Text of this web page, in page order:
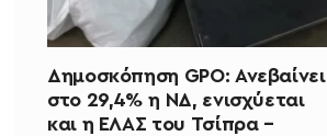
Δημοσκόπηση GPO: Ανεβαίνει
στο 29,4% η ΝΔ, ενισχύεται
και η ΕΛΑΣ του Τσίπρα –